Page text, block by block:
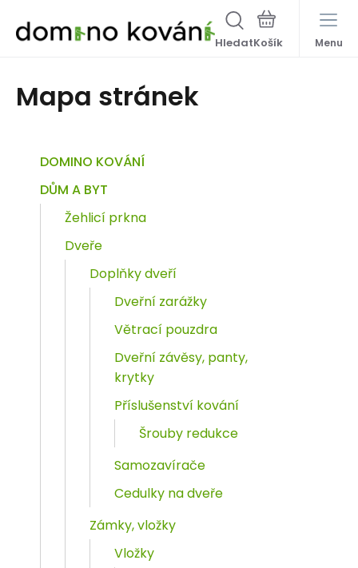
Hledat Menu
Mapa stránek
DOMINO KOVÁNÍ
DŮM A BYT
Žehlicí prkna
Dveře
Doplňky dveří
Dveřní zarážky
Větrací pouzdra
Dveřní závěsy, panty,
krytky
Příslušenství kování
Šrouby redukce
Samozavírače
Cedulky na dveře
Zámky, vložky
Vložky